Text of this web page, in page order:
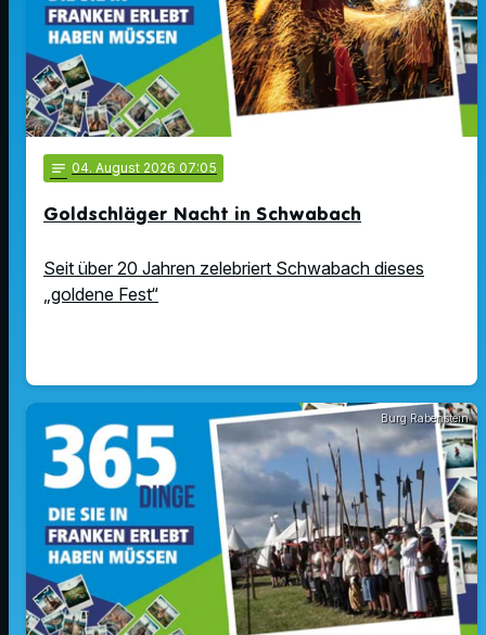
notes 04. August 2026 07:05
Goldschläger Nacht in Schwabach
Seit über 20 Jahren zelebriert Schwabach dieses
„goldene Fest“
Burg Rabenstein